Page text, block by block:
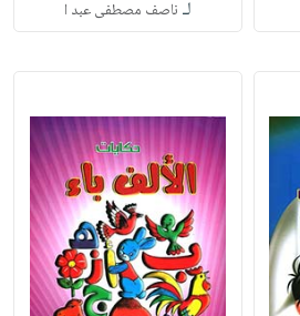
لـ ناصف مصطفى عبد ا